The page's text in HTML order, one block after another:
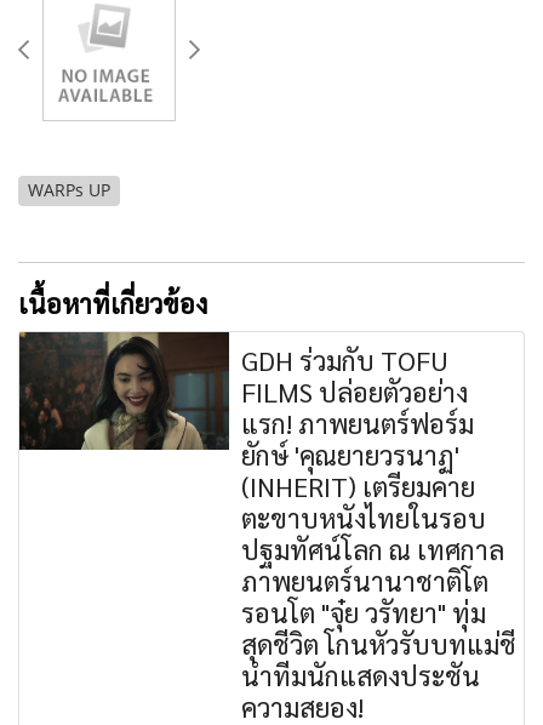
WARPs UP
เนื้อหาที่เกี่ยวข้อง
GDH ร่วมกับ TOFU
FILMS ปล่อยตัวอย่าง
แรก! ภาพยนตร์ฟอร์ม
ยักษ์ 'คุณยายวรนาฏ'
(INHERIT) เตรียมคาย
ตะขาบหนังไทยในรอบ
ปฐมทัศน์โลก ณ เทศกาล
ภาพยนตร์นานาชาติโต
รอนโต "จุ๋ย วรัทยา" ทุ่ม
สุดชีวิต โกนหัวรับบทแม่ชี
นำทีมนักแสดงประชัน
ความสยอง!